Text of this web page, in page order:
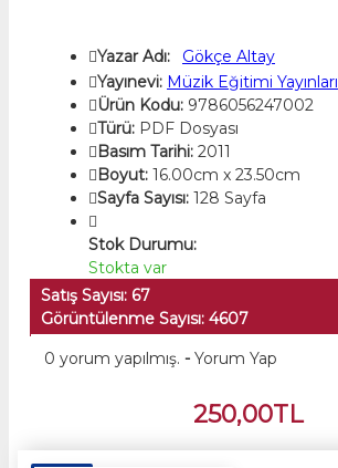
Yazar Adı:
Gökçe Altay
Yayınevi: Müzik Eğitimi Yayınları
Ürün Kodu: 9786056247002
Türü: PDF Dosyası
Basım Tarihi: 2011
Boyut: 16.00cm x 23.50cm
Sayfa Sayısı: 128 Sayfa
Stok Durumu:
Stokta var
Satış Sayısı: 67
Görüntülenme Sayısı: 4607
0 yorum yapılmış. - Yorum Yap
250,00TL